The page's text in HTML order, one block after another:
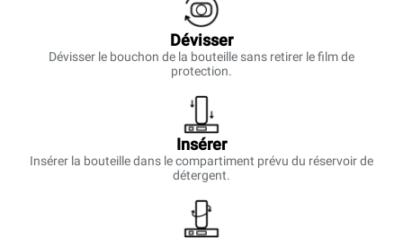
Dévisser
Dévisser le bouchon de la bouteille sans retirer le film de
protection.
Insérer
Insérer la bouteille dans le compartiment prévu du réservoir de
détergent.